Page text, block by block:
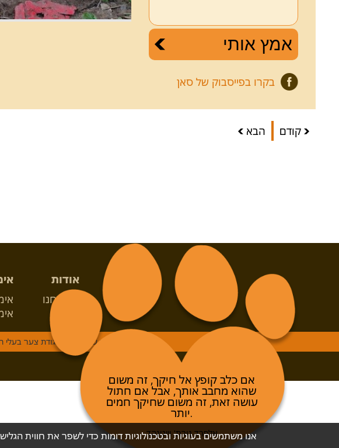
בקרו בפייסבוק של סאן
קודם הבא
אודות
מי אנחנו
זכויות שמורות © אגודת צער בעלי חיים חיפה ע''ר
אנו משתמשים בעוגיות ובטכנולוגיות דומות כדי לשפר את חווית